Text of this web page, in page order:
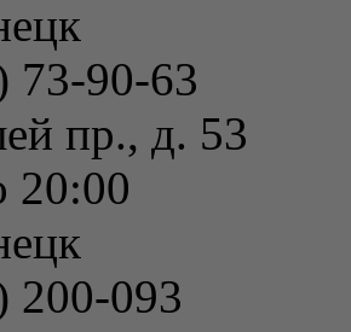
73-90-63
пр., д. 53
20:00
200-093